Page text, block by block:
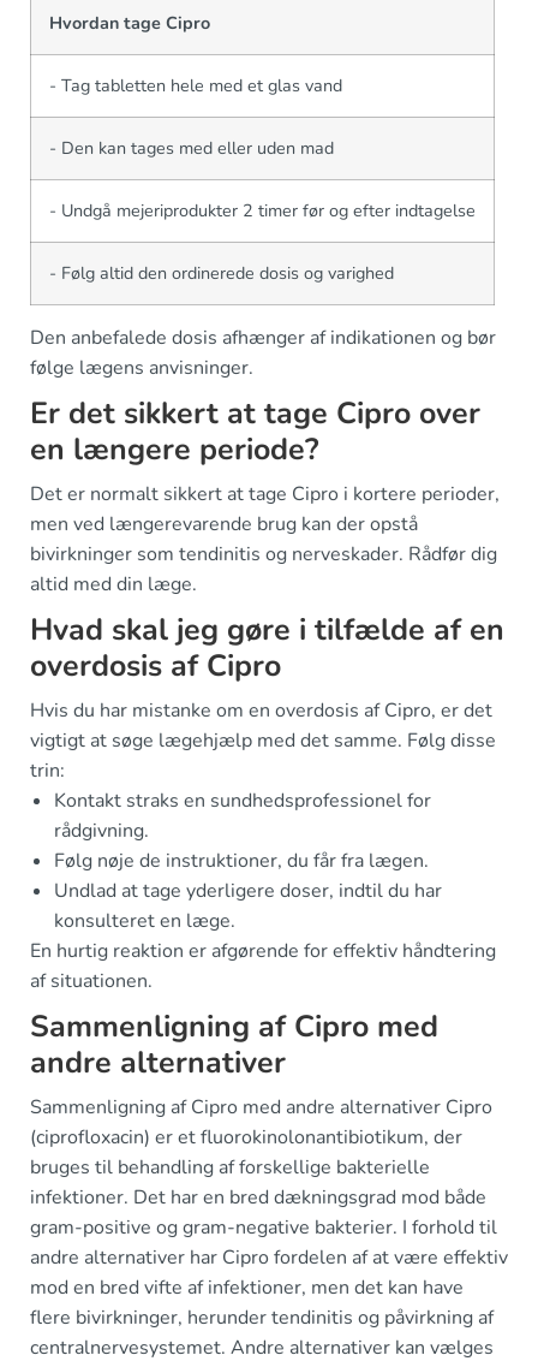
Hvordan tage Cipro
- Tag tabletten hele med et glas vand
- Den kan tages med eller uden mad
- Undgå mejeriprodukter 2 timer før og efter indtagelse
- Følg altid den ordinerede dosis og varighed
Den anbefalede dosis afhænger af indikationen og bør
følge lægens anvisninger.
Er det sikkert at tage Cipro over
en længere periode?
Det er normalt sikkert at tage Cipro i kortere perioder,
men ved længerevarende brug kan der opstå
bivirkninger som tendinitis og nerveskader. Rådfør dig
altid med din læge.
Hvad skal jeg gøre i tilfælde af en
overdosis af Cipro
Hvis du har mistanke om en overdosis af Cipro, er det
vigtigt at søge lægehjælp med det samme. Følg disse
trin:
Kontakt straks en sundhedsprofessionel for
rådgivning.
Følg nøje de instruktioner, du får fra lægen.
Undlad at tage yderligere doser, indtil du har
konsulteret en læge.
En hurtig reaktion er afgørende for effektiv håndtering
af situationen.
Sammenligning af Cipro med
andre alternativer
Sammenligning af Cipro med andre alternativer Cipro
(ciprofloxacin) er et fluorokinolonantibiotikum, der
bruges til behandling af forskellige bakterielle
infektioner. Det har en bred dækningsgrad mod både
gram-positive og gram-negative bakterier. I forhold til
andre alternativer har Cipro fordelen af at være effektiv
mod en bred vifte af infektioner, men det kan have
flere bivirkninger, herunder tendinitis og påvirkning af
centralnervesystemet. Andre alternativer kan vælges